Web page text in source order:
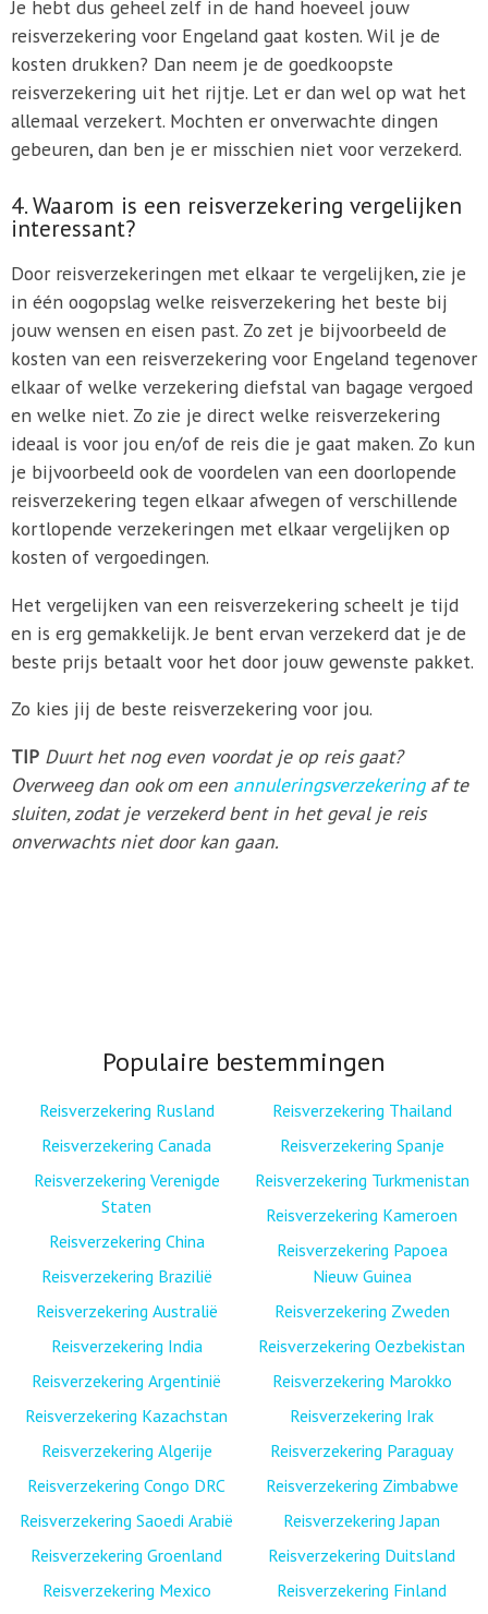
Je hebt dus geheel zelf in de hand hoeveel jouw
reisverzekering voor Engeland gaat kosten. Wil je de
kosten drukken? Dan neem je de goedkoopste
reisverzekering uit het rijtje. Let er dan wel op wat het
allemaal verzekert. Mochten er onverwachte dingen
gebeuren, dan ben je er misschien niet voor verzekerd.
4. Waarom is een reisverzekering vergelijken
interessant?
Door reisverzekeringen met elkaar te vergelijken, zie je
in één oogopslag welke reisverzekering het beste bij
jouw wensen en eisen past. Zo zet je bijvoorbeeld de
kosten van een reisverzekering voor Engeland tegenover
elkaar of welke verzekering diefstal van bagage vergoed
en welke niet. Zo zie je direct welke reisverzekering
ideaal is voor jou en/of de reis die je gaat maken. Zo kun
je bijvoorbeeld ook de voordelen van een doorlopende
reisverzekering tegen elkaar afwegen of verschillende
kortlopende verzekeringen met elkaar vergelijken op
kosten of vergoedingen.
Het vergelijken van een reisverzekering scheelt je tijd
en is erg gemakkelijk. Je bent ervan verzekerd dat je de
beste prijs betaalt voor het door jouw gewenste pakket.
Zo kies jij de beste reisverzekering voor jou.
TIP Duurt het nog even voordat je op reis gaat?
Overweeg dan ook om een annuleringsverzekeringaf te
sluiten, zodat je verzekerd bent in het geval je reis
onverwachts niet door kan gaan.
Populaire bestemmingen
Reisverzekering Rusland
Reisverzekering Canada
Reisverzekering Verenigde
Staten
Reisverzekering China
Reisverzekering Brazilië
Reisverzekering Australië
Reisverzekering India
Reisverzekering Argentinië
Reisverzekering Kazachstan
Reisverzekering Algerije
Reisverzekering Congo DRC
Reisverzekering Saoedi Arabië
Reisverzekering Groenland
Reisverzekering Mexico
Reisverzekering Thailand
Reisverzekering Spanje
Reisverzekering Turkmenistan
Reisverzekering Kameroen
Reisverzekering Papoea
Nieuw Guinea
Reisverzekering Zweden
Reisverzekering Oezbekistan
Reisverzekering Marokko
Reisverzekering Irak
Reisverzekering Paraguay
Reisverzekering Zimbabwe
Reisverzekering Japan
Reisverzekering Duitsland
Reisverzekering Finland